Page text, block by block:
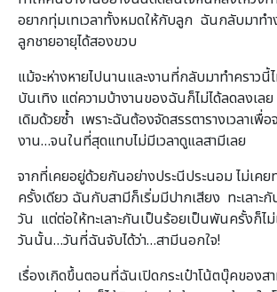
อยากทุ่มเทเวลาทั้งหมดให้กับลูก ฉันกลับมาทำ
ลูกชายอายุได้สองขวบ
แม้จะห่างหายไปนานและงานที่กลับมาทำคราวนี้
บันเทิง แต่ความบ้างานของฉันก็ไม่ได้ลดลงเล
เดิมด้วยซ้ำ เพราะฉันต้องจัดสรรตารางเวลาเพื่
งาน…จนในที่สุดแทบไม่มีเวลาดูแลสามีเลย
จากที่เคยอยู่ด้วยกันอย่างประนีประนอม ไม่เคย
ครั้งเดียว ฉันกับสามีก็เริ่มมีปากเสียง ทะเลา
วัน แต่ต่อให้ทะเลาะกันเป็นร้อยเป็นพันครั้งก็ไม่
วันนั้น…วันที่ฉันจับได้ว่า…สามีนอกใจ!
เรื่องเกิดขึ้นตอนที่ฉันเปิดกระเป๋าโน้ตบุ๊คของส